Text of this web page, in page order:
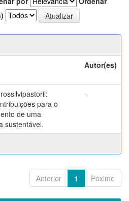
Autor(es)
para o
de uma
sustentável.
-
Anterior 1 Póximo